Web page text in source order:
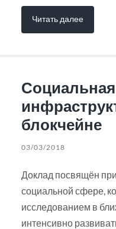
Читать далее
Социальная
блокчейне
03/03/2018
Доклад посвящён
социальной сфере,
исследованием в
интенсивно